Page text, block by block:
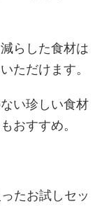
らした食材は
ただけます。
い珍しい食材
おすすめ。
たお試しセッ